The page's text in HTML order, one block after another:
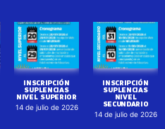
INSCRIPCIÓN
SUPLENCIAS
NIVEL SUPERIOR
14 de julio de 2026
INSCRIPCIÓN
SUPLENCIAS
NIVEL
SECUNDARIO
14 de julio de 2026